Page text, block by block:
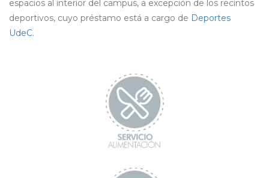
espacios al interior del campus, a excepción de los recintos
deportivos, cuyo préstamo está a cargo de Deportes
UdeC.